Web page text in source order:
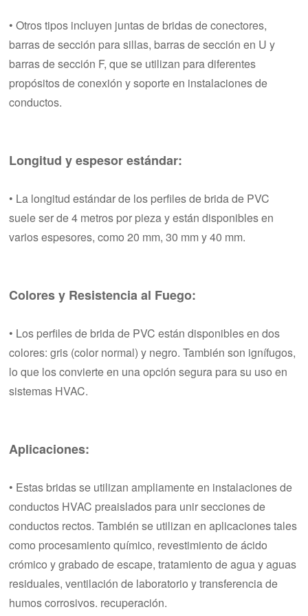
• Otros tipos incluyen juntas de bridas de conectores,
barras de sección para sillas, barras de sección en U y
barras de sección F, que se utilizan para diferentes
propósitos de conexión y soporte en instalaciones de
conductos.
Longitud y espesor estándar:
• La longitud estándar de los perfiles de brida de PVC
suele ser de 4 metros por pieza y están disponibles en
varios espesores, como 20 mm, 30 mm y 40 mm.
Colores y Resistencia al Fuego:
• Los perfiles de brida de PVC están disponibles en dos
colores: gris (color normal) y negro. También son ignífugos,
lo que los convierte en una opción segura para su uso en
sistemas HVAC.
Aplicaciones:
• Estas bridas se utilizan ampliamente en instalaciones de
conductos HVAC preaislados para unir secciones de
conductos rectos. También se utilizan en aplicaciones tales
como procesamiento químico, revestimiento de ácido
crómico y grabado de escape, tratamiento de agua y aguas
residuales, ventilación de laboratorio y transferencia de
humos corrosivos. recuperación.